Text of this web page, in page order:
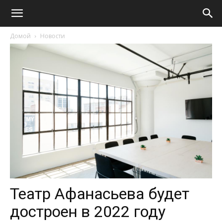
Домой Новости
Театр Афанасьева будет
достроен в 2022 году